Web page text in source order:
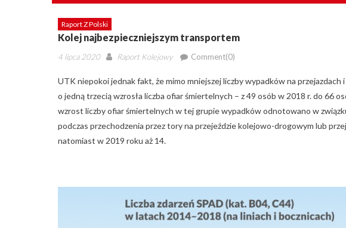
Raport Z Polski
Kolej najbezpieczniejszym transportem
Posted
4 lipca 2020 Author
Raport Kolejowy Comment(0)
UTK niepokoi jednak fakt, że mimo mniejszej liczby wypadków na
o jedną trzecią wzrosła liczba ofiar śmiertelnych – z 49 osób w 2018 r. do 66
wzrost liczby ofiar śmiertelnych w tej grupie wypadków odnotowano w
podczas przechodzenia przez tory na przejeździe kolejowo-drogowym lub
natomiast w 2019 roku aż 14.